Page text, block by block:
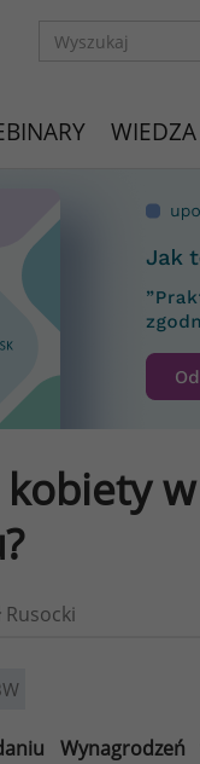
WIEDZA
kobiety
Rusocki